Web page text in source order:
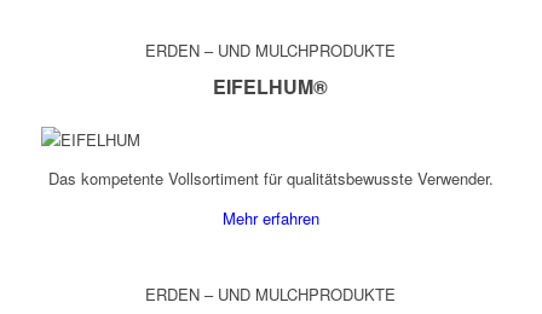
ERDEN – UND MULCHPRODUKTE
EIFELHUM®
Das kompetente Vollsortiment für qualitätsbewusste Verwender.
Mehr erfahren
ERDEN – UND MULCHPRODUKTE